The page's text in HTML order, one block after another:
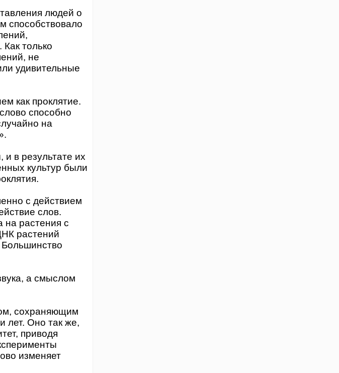
людей о
способствовало
только
не
удивительные
как проклятие.
способно
на
в результате их
культур были
с действием
слов.
растения с
растений
а смыслом
сохраняющим
лет. Оно так же,
приводя
изменяет